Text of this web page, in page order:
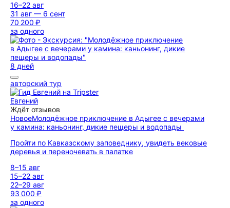
16–22 авг
31 авг — 6 сент
70 200 ₽
за одного
8 дней
авторский тур
Евгений
Ждёт отзывов
НовоеМолодёжное приключение в Адыгее с вечерами
у камина: каньонинг, дикие пещеры и водопады
Пройти по Кавказскому заповеднику, увидеть вековые
деревья и переночевать в палатке
8–15 авг
15–22 авг
22–29 авг
93 000 ₽
за одного